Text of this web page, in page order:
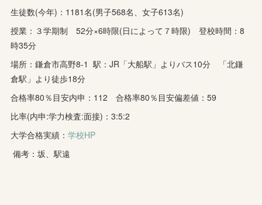
生徒数(今年)：1181名(男子568名、女子613名)
授業：３学期制 52分×6時限(日によって７時限) 登校時間：8
時35分
場所：鎌倉市高野8-1 駅：JR「大船駅」よりバス10分 「北鎌
倉駅」より徒歩18分
合格率80％目安内申：112 合格率80％目安偏差値：59
比率(内申:学力検査:面接)：3:5:2
大学合格実績：学校HP
備考：坂、駅遠